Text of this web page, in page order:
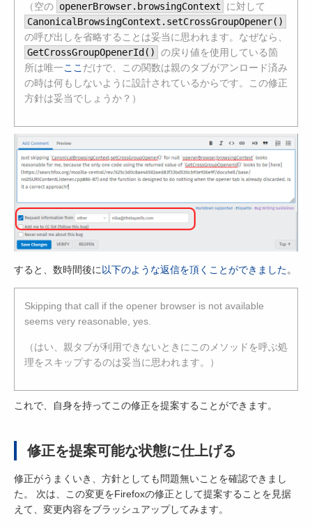
（空の openerBrowser.browsingContext
に対して
CanonicalBrowsingContext.setCrossGroupOpener()
の呼び出しを省略することは妥当に思われます。なぜなら、
GetCrossGroupOpenerId()
の戻り値を使用している箇
所は唯一ここ だけで、この関数は親のタブがアンロード済み
の時は何もしないように設計されているからです。この修正
方針は妥当でしょうか？）
すると、数時間後に 以下のような返信を頂くことができました。
Skipping that call if the opener browser is not available
seems very reasonable, yes.
（はい、親タブが利用できないときにこのメソッドを呼ぶ処
理をスキップするのは妥当に思われます。）
これで、自身を持ってこの修正を提案することができます。
修正を提案可能な状態に仕上げる
修正がうまくいき、方針としても問題無いことを確認できまし
た。 次は、この変更をFirefoxの修正として提案することを見据
えて、変更内容をブラッシュアップしてみます。